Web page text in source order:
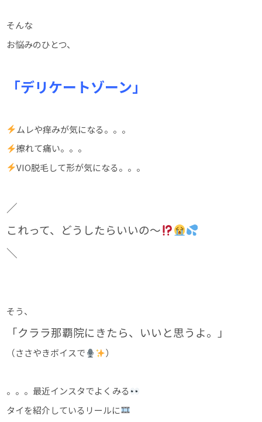
そんな
お悩みのひとつ、
「デリケートゾーン」
ムレや痒みが気になる。。。
擦れて痛い。。。
VIO脱毛して形が気になる。。。
／
これって、どうしたらいいの〜
＼
そう、
「クララ那覇院にきたら、 いいと思うよ。」
（ささやきボイスで ）
。。。最近インスタでよくみる
タイを紹介しているリールに